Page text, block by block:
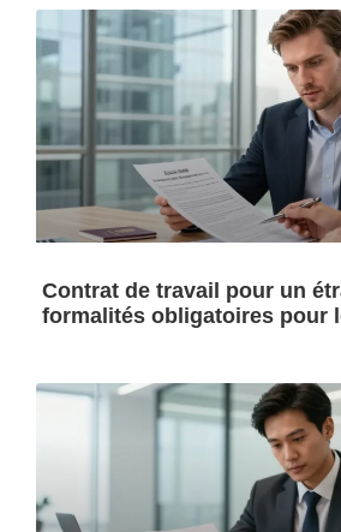
Contrat de travail pour un
formalités obligatoires pour